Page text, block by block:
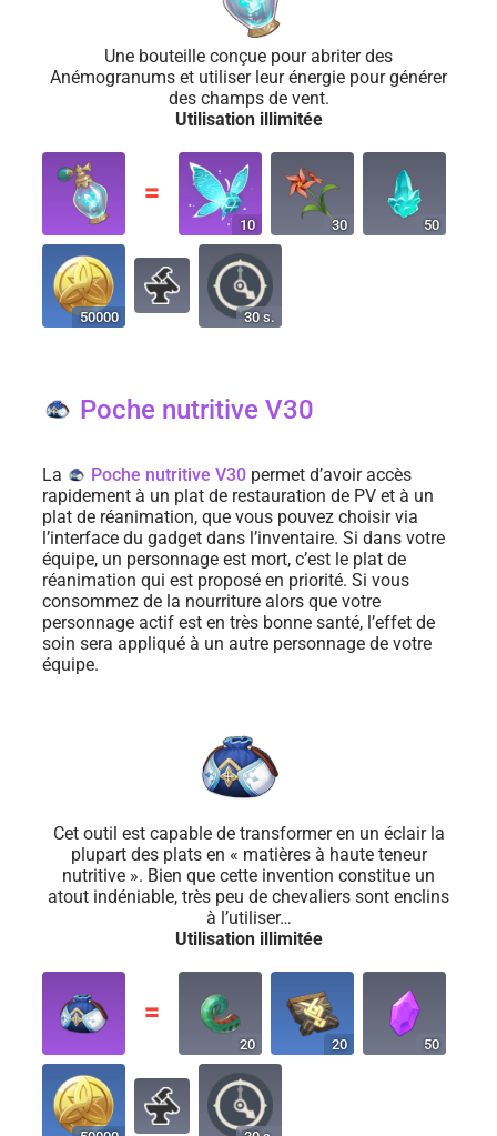
Une bouteille conçue pour abriter des
Anémogranums et utiliser leur énergie pour générer
des champs de vent.
Utilisation illimitée
〓
10 30 50
50000 30 s.
Poche nutritive V30
La Poche nutritive V30 permet d’avoir accès
rapidement à un plat de restauration de PV et à un
plat de réanimation, que vous pouvez choisir via
l’interface du gadget dans l’inventaire. Si dans votre
équipe, un personnage est mort, c’est le plat de
réanimation qui est proposé en priorité. Si vous
consommez de la nourriture alors que votre
personnage actif est en très bonne santé, l’effet de
soin sera appliqué à un autre personnage de votre
équipe.
Cet outil est capable de transformer en un éclair la
plupart des plats en « matières à haute teneur
nutritive ». Bien que cette invention constitue un
atout indéniable, très peu de chevaliers sont enclins
à l’utiliser…
Utilisation illimitée
〓
20 20 50